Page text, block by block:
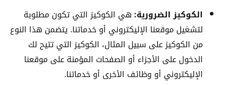
الكوكيز الضرورية: هي الكوكيز التي تكون مطلوبة
لتشغيل موقعنا الإليكتروني أو خدماتنا. يتضمن هذا النوع
من الكوكيز على سبيل المثال، الكوكيز التي تتيح لك
الدخول على الأجزاء أو الصفحات المؤمنة على موقعنا
الإليكتروني أو وظائف الأخرى أو خدماتنا.